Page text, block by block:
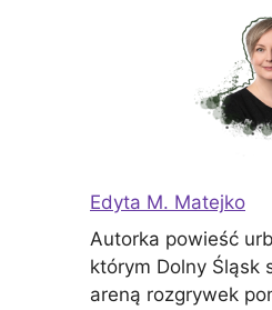
Edyta M. Matejko
Autorka powieść
którym Dolny Śląsk
areną rozgrywek